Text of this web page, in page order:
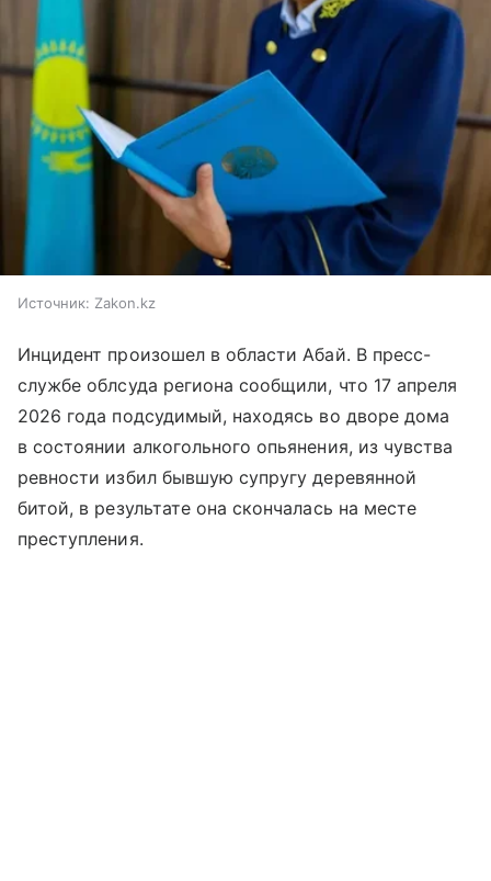
Источник: Zakon.kz
Инцидент произошел в области Абай. В пресс-
службе облсуда региона сообщили, что 17 апреля
2026 года подсудимый, находясь во дворе дома
в состоянии алкогольного опьянения, из чувства
ревности избил бывшую супругу деревянной
битой, в результате она скончалась на месте
преступления.